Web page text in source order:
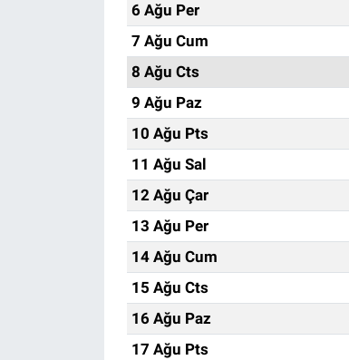
6 Ağu Per
7 Ağu Cum
8 Ağu Cts
9 Ağu Paz
10 Ağu Pts
11 Ağu Sal
12 Ağu Çar
13 Ağu Per
14 Ağu Cum
15 Ağu Cts
16 Ağu Paz
17 Ağu Pts